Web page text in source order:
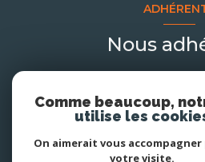
Nous
Comme beaucoup,
utilise les
On aimerait vous
votre visite.